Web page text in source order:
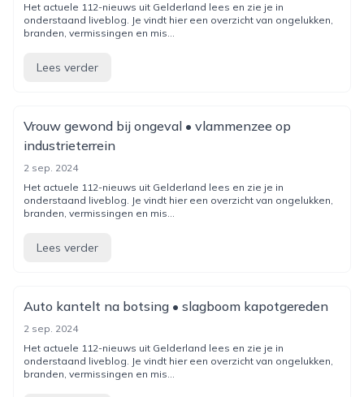
Het actuele 112-nieuws uit Gelderland lees en zie je in
onderstaand liveblog. Je vindt hier een overzicht van ongelukken,
branden, vermissingen en mis...
Lees verder
Vrouw gewond bij ongeval • vlammenzee op
industrieterrein
2 sep. 2024
Het actuele 112-nieuws uit Gelderland lees en zie je in
onderstaand liveblog. Je vindt hier een overzicht van ongelukken,
branden, vermissingen en mis...
Lees verder
Auto kantelt na botsing • slagboom kapotgereden
2 sep. 2024
Het actuele 112-nieuws uit Gelderland lees en zie je in
onderstaand liveblog. Je vindt hier een overzicht van ongelukken,
branden, vermissingen en mis...